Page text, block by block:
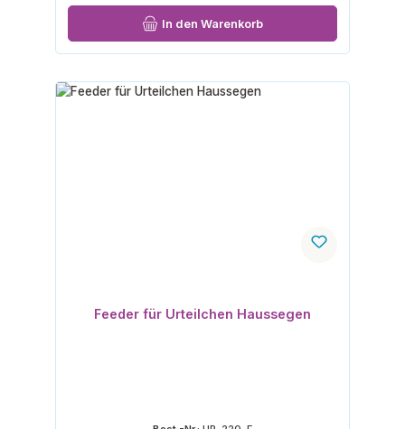
In den Warenkorb
Feeder für Urteilchen Haussegen